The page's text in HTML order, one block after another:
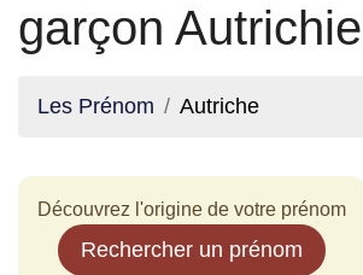
garçon
Les Prénom Autriche
Découvrez l'origine de votre prénom
Rechercher un prénom